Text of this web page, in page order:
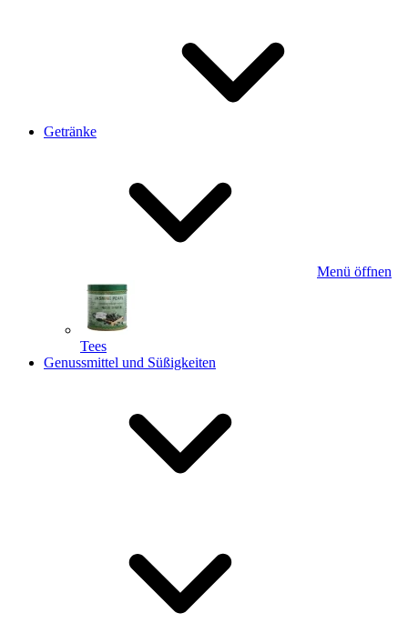
Getränke
Menü öffnen
Tees
Genussmittel und Süßigkeiten